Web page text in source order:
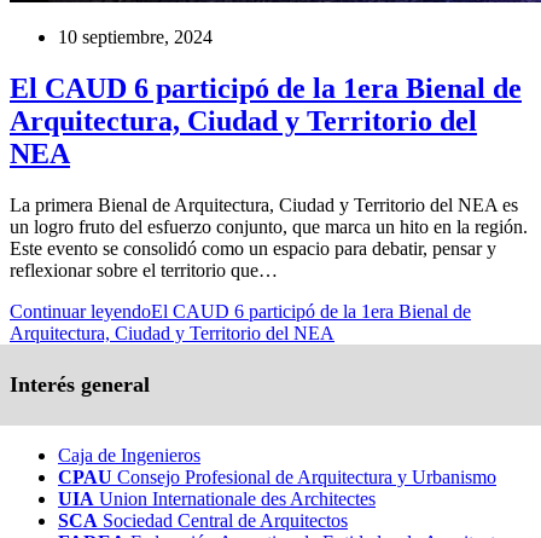
10 septiembre, 2024
El CAUD 6 participó de la 1era Bienal de
Arquitectura, Ciudad y Territorio del
NEA
La primera Bienal de Arquitectura, Ciudad y Territorio del NEA es
un logro fruto del esfuerzo conjunto, que marca un hito en la región.
Este evento se consolidó como un espacio para debatir, pensar y
reflexionar sobre el territorio que…
Continuar leyendoEl CAUD 6 participó de la 1era Bienal de
Arquitectura, Ciudad y Territorio del NEA
Interés general
Caja de Ingenieros
CPAU Consejo Profesional de Arquitectura y Urbanismo
UIA Union Internationale des Architectes
SCA Sociedad Central de Arquitectos